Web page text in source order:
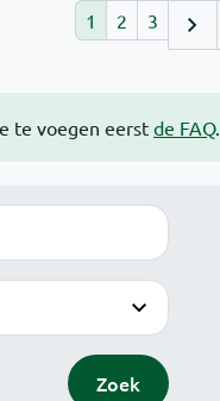
te voegen eerst de FAQ.
Zoek
1 2 3